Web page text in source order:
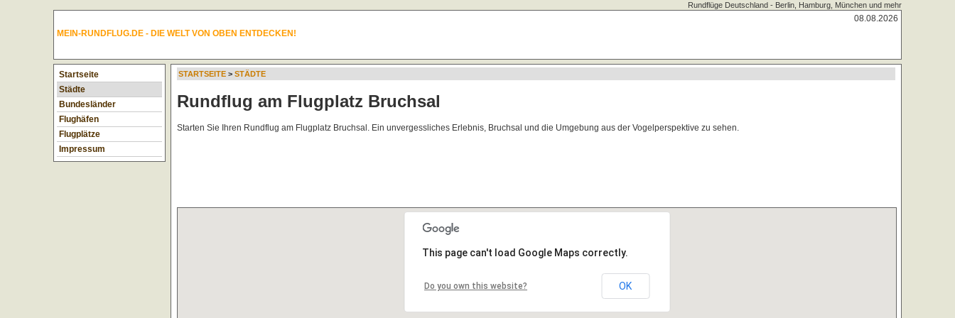
Rundflüge Deutschland - Berlin, Hamburg, München und mehr
08.08.2026
MEIN-RUNDFLUG.DE - DIE WELT VON OBEN ENTDECKEN!
Startseite
Städte
Bundesländer
Flughäfen
Flugplätze
Impressum
STARTSEITE > STÄDTE
Rundflug am Flugplatz Bruchsal
Starten Sie Ihren Rundflug am Flugplatz Bruchsal. Ein unvergessliches Erlebnis, Bruchsal und die Umgebung aus der Vogelperspektive zu sehen.
This page can't load Google Maps correctly.
Do you own this website? OK